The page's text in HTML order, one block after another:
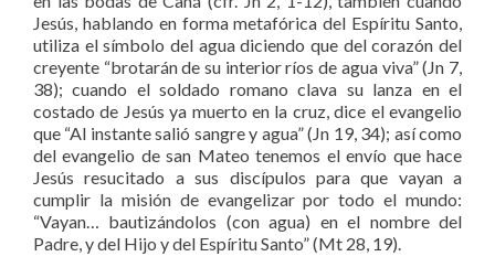
Jesús, hablando en forma metafórica del Espíritu Santo,
utiliza el símbolo del agua diciendo que del corazón del
creyente “brotarán de su interior ríos de agua viva” (Jn 7,
38); cuando el soldado romano clava su lanza en el
costado de Jesús ya muerto en la cruz, dice el evangelio
que “Al instante salió sangre y agua” (Jn 19, 34); así como
del evangelio de san Mateo tenemos el envío que hace
Jesús resucitado a sus discípulos para que vayan a
cumplir la misión de evangelizar por todo el mundo:
“Vayan… bautizándolos (con agua) en el nombre del
Padre, y del Hijo y del Espíritu Santo” (Mt 28, 19).